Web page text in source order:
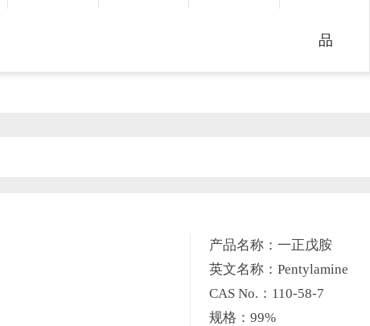
品
产品名称：一正戊胺
英文名称：Pentylamine
CAS No.：110-58-7
规格：99%